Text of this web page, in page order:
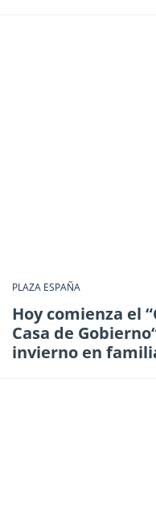
PLAZA ESPAÑA
Hoy comienza el
Casa de
invierno en